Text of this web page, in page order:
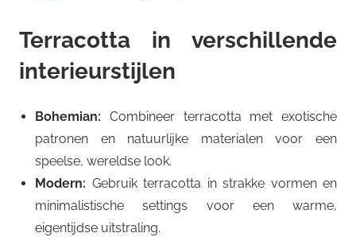
Terracotta in verschillende
interieurstijlen
Bohemian: Combineer terracotta met exotische
patronen en natuurlijke materialen voor een
speelse, wereldse look.
Modern: Gebruik terracotta in strakke vormen en
minimalistische settings voor een warme,
eigentijdse uitstraling.